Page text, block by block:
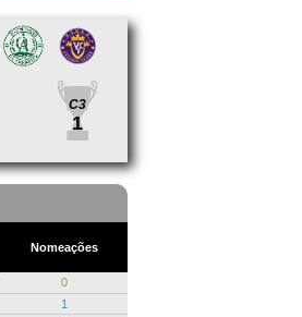
C3
1
Nomeações
0
1